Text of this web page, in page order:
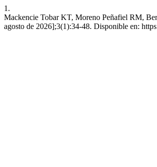
1.
Mackencie Tobar KT, Moreno Peñafiel RM,
agosto de 2026];3(1):34-48. Disponible en: